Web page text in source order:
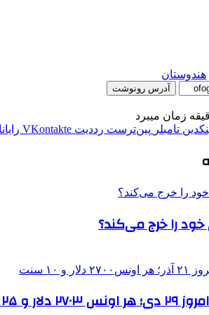
هندوستان
آدرس رونوشت
‫تامبلر ‫پین‌ترست ‫رددیت ‫VKontakte
را خرج می‌کند؟
و ۲۵ سنت